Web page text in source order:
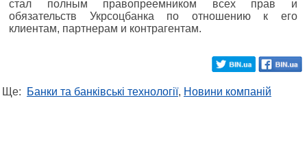
стал полным правопреемником всех прав и
обязательств Укрсоцбанка по отношению к его
клиентам, партнерам и контрагентам.
Ще: Банки та банківські технології, Новини компаній